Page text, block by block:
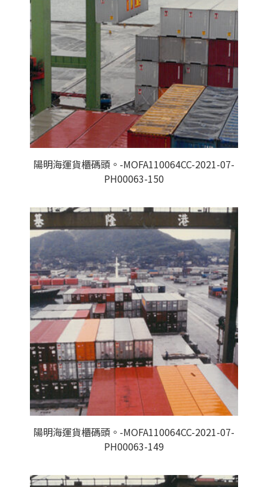
陽明海運貨櫃碼頭。-MOFA110064CC-2021-07-
PH00063-150
陽明海運貨櫃碼頭。-MOFA110064CC-2021-07-
PH00063-149